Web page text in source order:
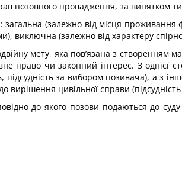
позовного провадження, за винятком
загальна (залежно від місця
виключна (залежно від характеру
мету, яка пов’язана з створенням
право чи законний інтерес. З однієї
підсудність за вибором позивача), а з
цивільної справи
до якого позови подаються до